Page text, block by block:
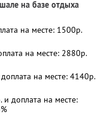
на базе отдыха
на месте: 1500р.
на месте: 2880р.
на месте: 4140р.
доплата на месте: